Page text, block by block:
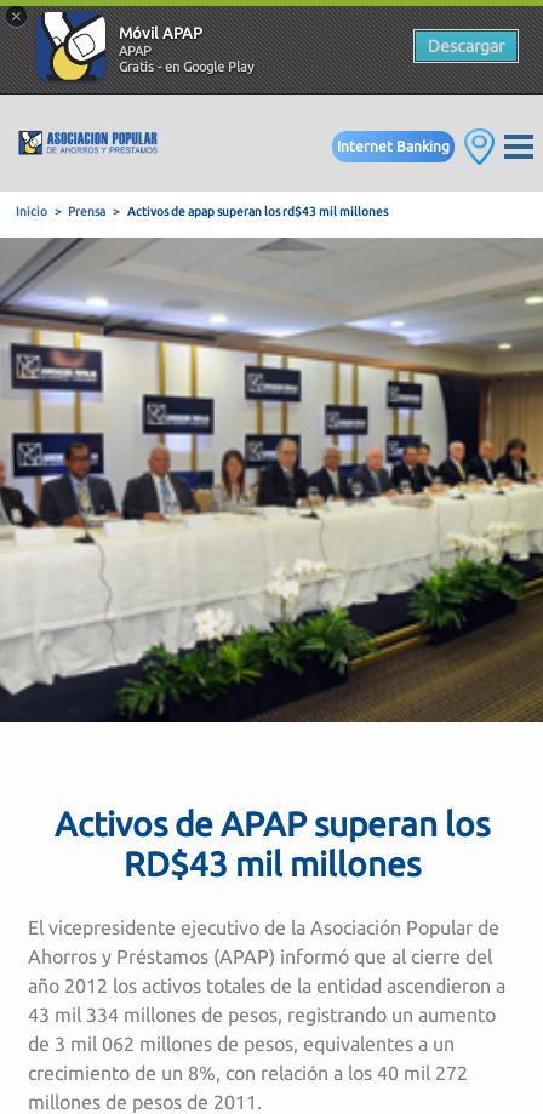
×
Móvil APAP
APAP
Gratis - en Google Play
Descargar
Internet Banking
Inicio Prensa Activos de apap superan los rd$43 mil millones
Activos de APAP superan los
RD$43 mil millones
El vicepresidente ejecutivo de la Asociación Popular de
Ahorros y Préstamos (APAP) informó que al cierre del
año 2012 los activos totales de la entidad ascendieron a
43 mil 334 millones de pesos, registrando un aumento
de 3 mil 062 millones de pesos, equivalentes a un
crecimiento de un 8%, con relación a los 40 mil 272
millones de pesos de 2011.